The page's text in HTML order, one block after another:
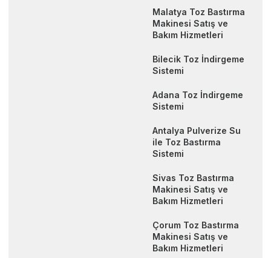
Malatya Toz Bastırma
Makinesi Satış ve
Bakım Hizmetleri
Bilecik Toz İndirgeme
Sistemi
Adana Toz İndirgeme
Sistemi
Antalya Pulverize Su
ile Toz Bastırma
Sistemi
Sivas Toz Bastırma
Makinesi Satış ve
Bakım Hizmetleri
Çorum Toz Bastırma
Makinesi Satış ve
Bakım Hizmetleri